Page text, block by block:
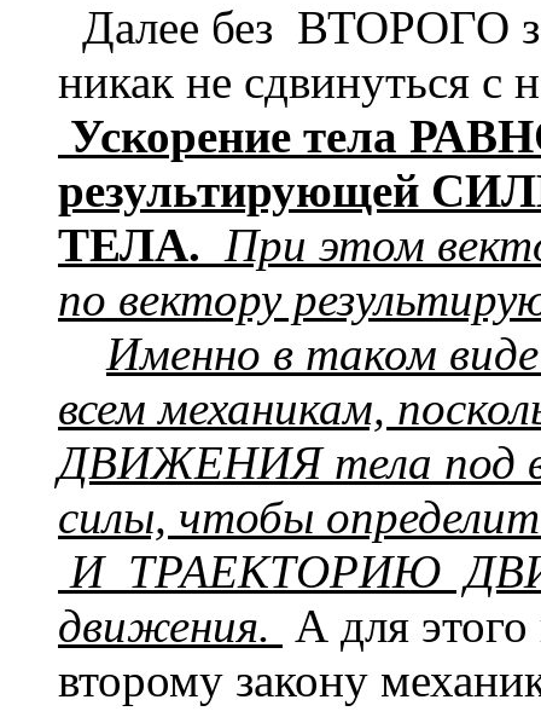
Далее без ВТОРОГО
никак не сдвинуться с
Ускорение тела
результирующей
ТЕЛА. При этом
по вектору
Именно в таком
всем механикам,
ДВИЖЕНИЯ тела под
силы, чтобы
И ТРАЕКТОРИЮ
движения. А для
второму закону